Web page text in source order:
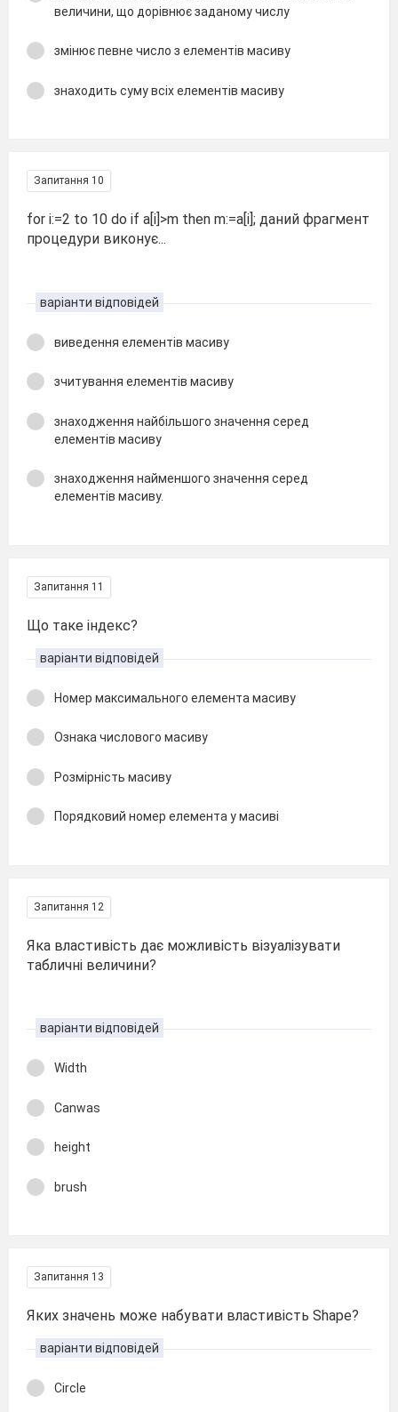
величини, що дорівнює заданому числу
змінює певне число з елементів масиву
знаходить суму всіх елементів масиву
Запитання 10
for i:=2 to 10 do if a[i]>m then m:=a[i]; даний фрагмент
процедури виконує...
варіанти відповідей
виведення елементів масиву
зчитування елементів масиву
знаходження найбільшого значення серед
елементів масиву
знаходження найменшого значення серед
елементів масиву.
Запитання 11
Що таке індекс?
варіанти відповідей
Номер максимального елемента масиву
Ознака числового масиву
Розмірність масиву
Порядковий номер елемента у масиві
Запитання 12
Яка властивість дає можливість візуалізувати
табличні величини?
варіанти відповідей
Width
Canwas
height
brush
Запитання 13
Яких значень може набувати властивість Shape?
варіанти відповідей
Circle